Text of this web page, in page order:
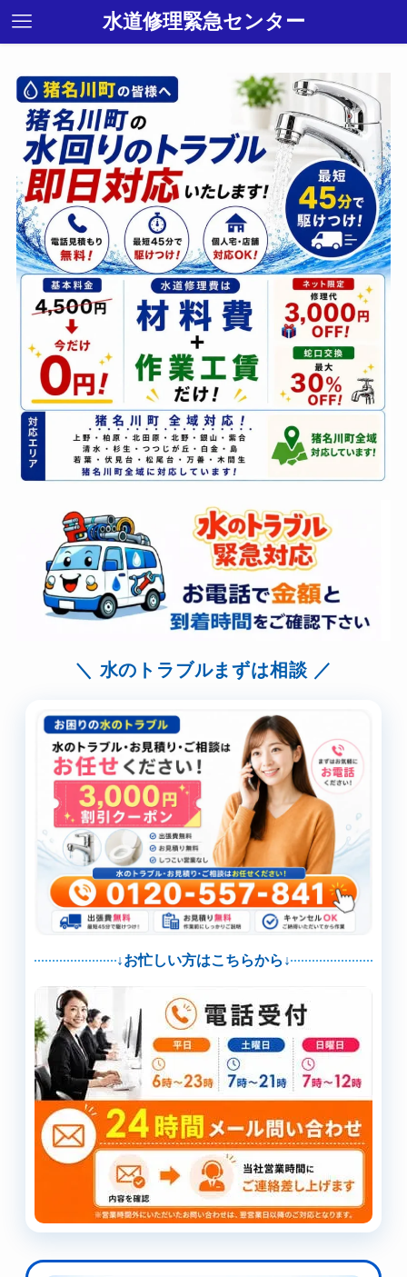
水道修理緊急センター
水のトラブルまずは相談
↓お忙しい方はこちらから↓